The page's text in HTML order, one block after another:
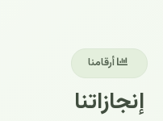
أرقامنا
إنجازاتنا